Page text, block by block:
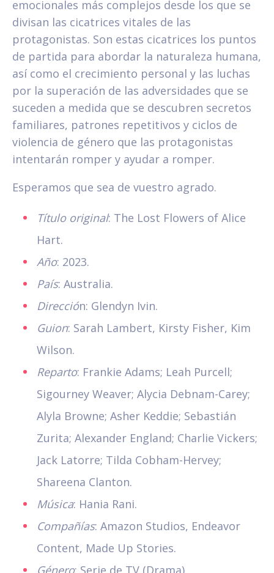
emocionales más complejos desde los que se
divisan las cicatrices vitales de las
protagonistas. Son estas cicatrices los puntos
de partida para abordar la naturaleza humana,
así como el crecimiento personal y las luchas
por la superación de las adversidades que se
suceden a medida que se descubren secretos
familiares, patrones repetitivos y ciclos de
violencia de género que las protagonistas
intentarán romper y ayudar a romper.
Esperamos que sea de vuestro agrado.
Título original: The Lost Flowers of Alice
Hart.
Año: 2023.
País: Australia.
Dirección: Glendyn Ivin.
Guion: Sarah Lambert, Kirsty Fisher, Kim
Wilson.
Reparto: Frankie Adams; Leah Purcell;
Sigourney Weaver; Alycia Debnam-Carey;
Alyla Browne; Asher Keddie; Sebastián
Zurita; Alexander England; Charlie Vickers;
Jack Latorre; Tilda Cobham-Hervey;
Shareena Clanton.
Música: Hania Rani.
Compañías: Amazon Studios, Endeavor
Content, Made Up Stories.